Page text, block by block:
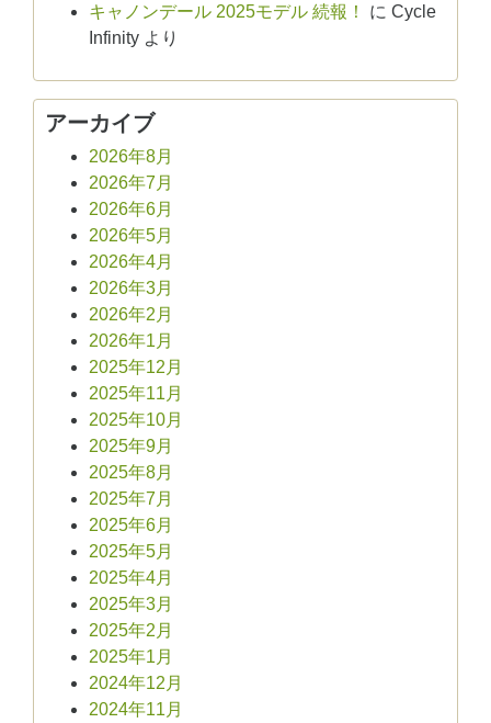
キャノンデール 2025モデル 続報！
に Cycle
Infinity より
アーカイブ
2026年8月
2026年7月
2026年6月
2026年5月
2026年4月
2026年3月
2026年2月
2026年1月
2025年12月
2025年11月
2025年10月
2025年9月
2025年8月
2025年7月
2025年6月
2025年5月
2025年4月
2025年3月
2025年2月
2025年1月
2024年12月
2024年11月